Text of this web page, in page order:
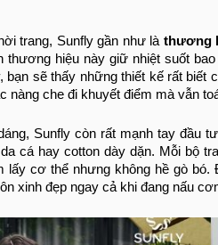
trang, Sunfly gần như là thương
hiệu này giữ nhiệt suốt
sẽ thấy những thiết kế rất biết
nàng che đi khuyết điểm mà vẫn
Sunfly còn rất mạnh tay đầu
cá hay cotton dày dặn. Mỗi bộ
lấy cơ thể nhưng không hề gò
xinh đẹp ngay cả khi đang nấu